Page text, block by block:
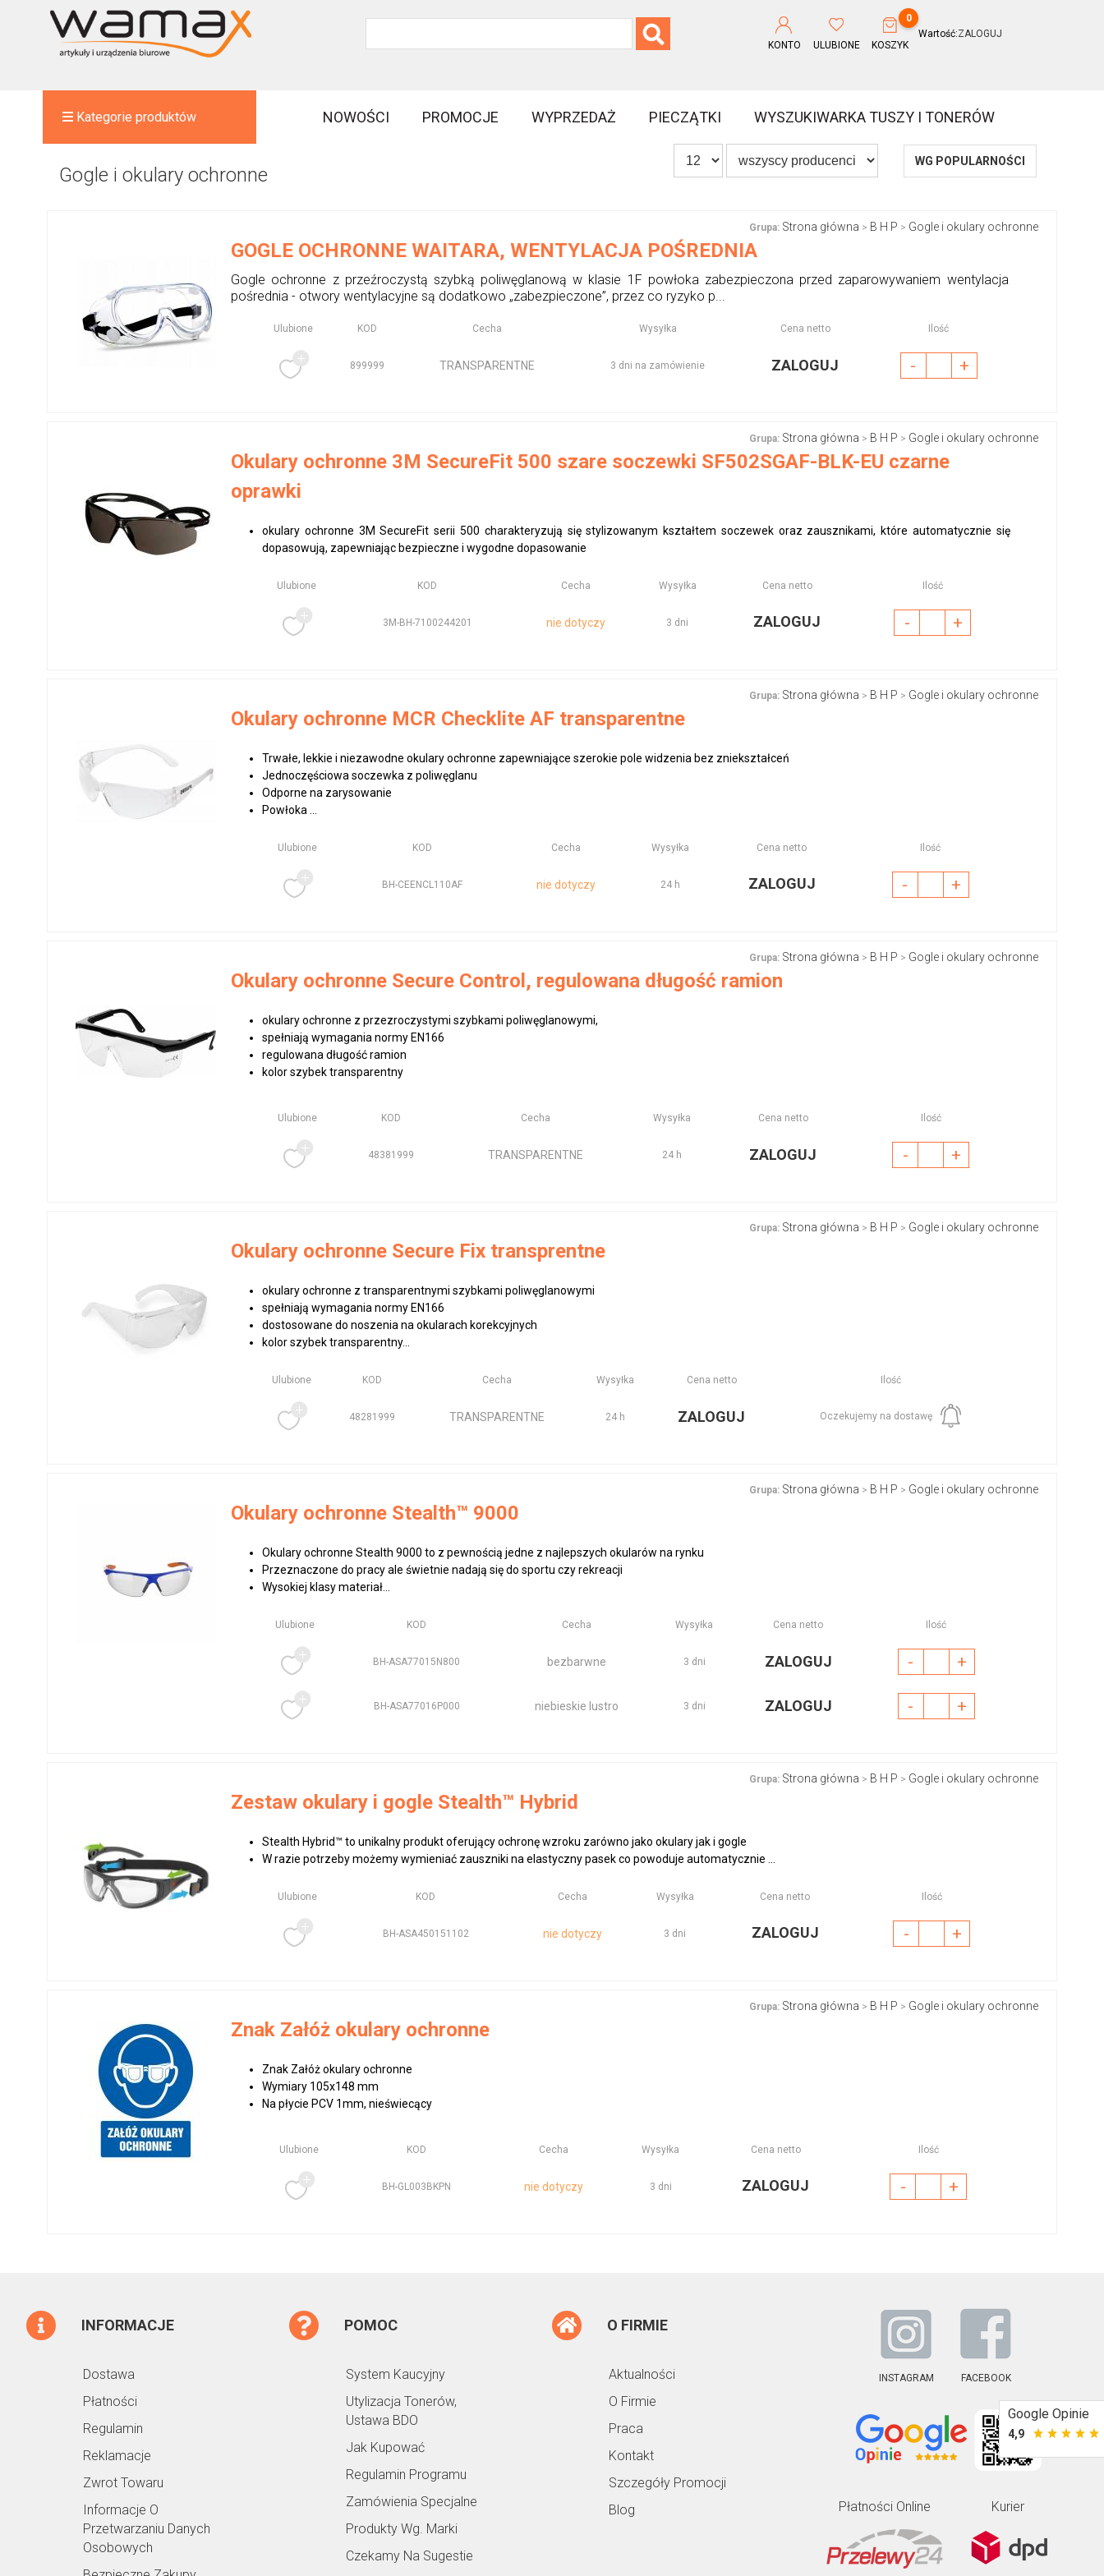
KONTO ULUBIONE
0
KOSZYK
Wartość:ZALOGUJ
Kategorie produktów NOWOŚCI PROMOCJE WYPRZEDAŻ PIECZĄTKI WYSZUKIWARKA TUSZY I TONERÓW
WG POPULARNOŚCI
Gogle i okulary ochronne
Grupa: Strona główna > B H P > Gogle i okulary ochronne
GOGLE OCHRONNE WAITARA, WENTYLACJA POŚREDNIA
Gogle ochronne z przeźroczystą szybką poliwęglanową w klasie 1F powłoka zabezpieczona przed zaparowywaniem wentylacja
pośrednia - otwory wentylacyjne są dodatkowo „zabezpieczone”, przez co ryzyko p...
Ulubione KOD Cecha Wysyłka Cena netto Ilość
899999 TRANSPARENTNE 3 dni na zamówienie ZALOGUJ - +
Grupa: Strona główna > B H P > Gogle i okulary ochronne
Okulary ochronne 3M SecureFit 500 szare soczewki SF502SGAF-BLK-EU czarne
oprawki
okulary ochronne 3M SecureFit serii 500 charakteryzują się stylizowanym kształtem soczewek oraz zausznikami, które automatycznie się
dopasowują, zapewniając bezpieczne i wygodne dopasowanie
Ulubione KOD Cecha Wysyłka Cena netto Ilość
3M-BH-7100244201 nie dotyczy 3 dni ZALOGUJ - +
Grupa: Strona główna > B H P > Gogle i okulary ochronne
Okulary ochronne MCR Checklite AF transparentne
Trwałe, lekkie i niezawodne okulary ochronne zapewniające szerokie pole widzenia bez zniekształceń
Jednoczęściowa soczewka z poliwęglanu
Odporne na zarysowanie
Powłoka ...
Ulubione KOD Cecha Wysyłka Cena netto Ilość
BH-CEENCL110AF nie dotyczy 24 h ZALOGUJ - +
Grupa: Strona główna > B H P > Gogle i okulary ochronne
Okulary ochronne Secure Control, regulowana długość ramion
okulary ochronne z przezroczystymi szybkami poliwęglanowymi,
spełniają wymagania normy EN166
regulowana długość ramion
kolor szybek transparentny
Ulubione KOD Cecha Wysyłka Cena netto Ilość
48381999 TRANSPARENTNE 24 h ZALOGUJ - +
Grupa: Strona główna > B H P > Gogle i okulary ochronne
Okulary ochronne Secure Fix transprentne
okulary ochronne z transparentnymi szybkami poliwęglanowymi
spełniają wymagania normy EN166
dostosowane do noszenia na okularach korekcyjnych
kolor szybek transparentny...
Ulubione KOD Cecha Wysyłka Cena netto Ilość
48281999 TRANSPARENTNE 24 h ZALOGUJ Oczekujemy na dostawę
Grupa: Strona główna > B H P > Gogle i okulary ochronne
Okulary ochronne Stealth™ 9000
Okulary ochronne Stealth 9000 to z pewnością jedne z najlepszych okularów na rynku
Przeznaczone do pracy ale świetnie nadają się do sportu czy rekreacji
Wysokiej klasy materiał...
Ulubione KOD Cecha Wysyłka Cena netto Ilość
BH-ASA77015N800 bezbarwne 3 dni ZALOGUJ - +
BH-ASA77016P000 niebieskie lustro 3 dni ZALOGUJ - +
Grupa: Strona główna > B H P > Gogle i okulary ochronne
Zestaw okulary i gogle Stealth™ Hybrid
Stealth Hybrid™ to unikalny produkt oferujący ochronę wzroku zarówno jako okulary jak i gogle
W razie potrzeby możemy wymieniać zauszniki na elastyczny pasek co powoduje automatycznie ...
Ulubione KOD Cecha Wysyłka Cena netto Ilość
BH-ASA450151102 nie dotyczy 3 dni ZALOGUJ - +
Grupa: Strona główna > B H P > Gogle i okulary ochronne
Znak Załóż okulary ochronne
Znak Załóż okulary ochronne
Wymiary 105x148 mm
Na płycie PCV 1mm, nieświecący
Ulubione KOD Cecha Wysyłka Cena netto Ilość
BH-GL003BKPN nie dotyczy 3 dni ZALOGUJ - +
INFORMACJE
Dostawa
Płatności
Regulamin
Reklamacje
Zwrot Towaru
Informacje O
Przetwarzaniu Danych
Osobowych
POMOC
System Kaucyjny
Utylizacja Tonerów,
Ustawa BDO
Jak Kupować
Regulamin Programu
Zamówienia Specjalne
Produkty Wg. Marki
Czekamy Na Sugestie
O FIRMIE
Aktualności
O Firmie
Praca
Kontakt
Szczegóły Promocji
Blog
INSTAGRAM FACEBOOK
Płatności Online Kurier
Google Opinie
4,9